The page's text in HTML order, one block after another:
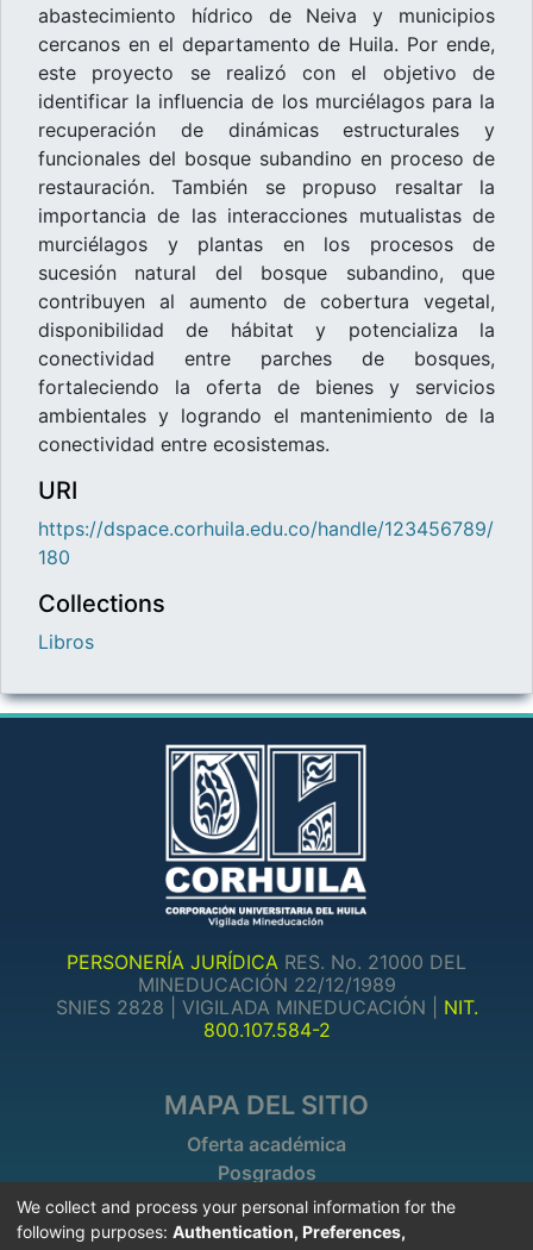
abastecimiento hídrico de Neiva y municipios
cercanos en el departamento de Huila. Por ende,
este proyecto se realizó con el objetivo de
identificar la influencia de los murciélagos para la
recuperación de dinámicas estructurales y
funcionales del bosque subandino en proceso de
restauración. También se propuso resaltar la
importancia de las interacciones mutualistas de
murciélagos y plantas en los procesos de
sucesión natural del bosque subandino, que
contribuyen al aumento de cobertura vegetal,
disponibilidad de hábitat y potencializa la
conectividad entre parches de bosques,
fortaleciendo la oferta de bienes y servicios
ambientales y logrando el mantenimiento de la
conectividad entre ecosistemas.
URI
https://dspace.corhuila.edu.co/handle/123456789/
180
Collections
Libros
PERSONERÍA JURÍDICA RES. No. 21000 DEL
MINEDUCACIÓN 22/12/1989
SNIES 2828 | VIGILADA MINEDUCACIÓN | NIT.
800.107.584-2
MAPA DEL SITIO
Oferta académica
Posgrados
Investigaciones
We collect and process your personal information for the
following purposes: Authentication, Preferences,